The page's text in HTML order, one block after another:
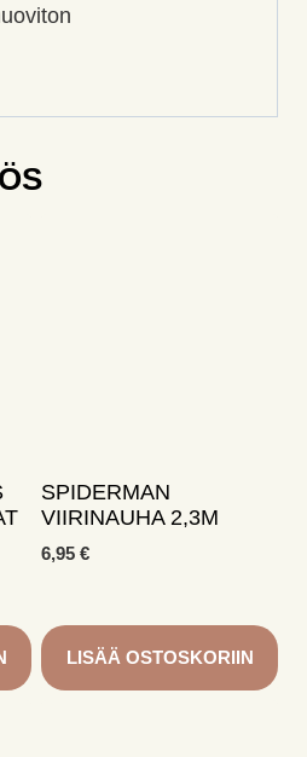
SPIDERMAN
VIIRINAUHA 2,3M
6,95 €
LISÄÄ OSTOSKORIIN